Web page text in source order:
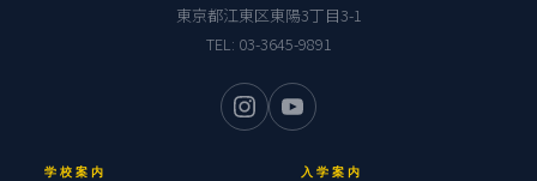
東京都江東区東陽3丁目3-1
TEL: 03-3645-9891
学校案内 入学案内